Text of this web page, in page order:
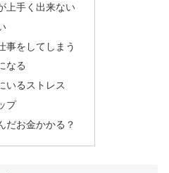
上手く出来ない
事をしてしまう
なる
いるストレス
プ
だお金かかる？